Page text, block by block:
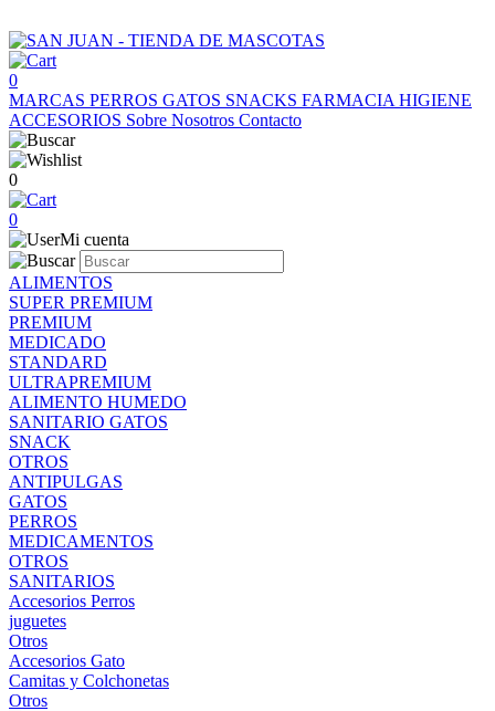
0
MARCAS PERROS GATOS SNACKS FARMACIA HIGIENE
ACCESORIOS Sobre Nosotros Contacto
0
0
Mi cuenta
ALIMENTOS
SUPER PREMIUM
PREMIUM
MEDICADO
STANDARD
ULTRAPREMIUM
ALIMENTO HUMEDO
SANITARIO GATOS
SNACK
OTROS
ANTIPULGAS
GATOS
PERROS
MEDICAMENTOS
OTROS
SANITARIOS
Accesorios Perros
juguetes
Otros
Accesorios Gato
Camitas y Colchonetas
Otros